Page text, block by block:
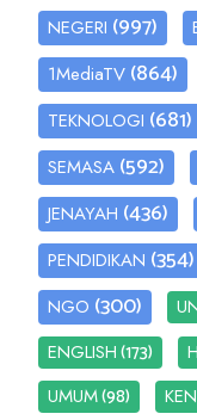
NEGERI (997)
1MediaTV (864)
TEKNOLOGI (681)
SEMASA (592)
JENAYAH (436)
PENDIDIKAN (354)
NGO (300)
ENGLISH(173)
UMUM(98)